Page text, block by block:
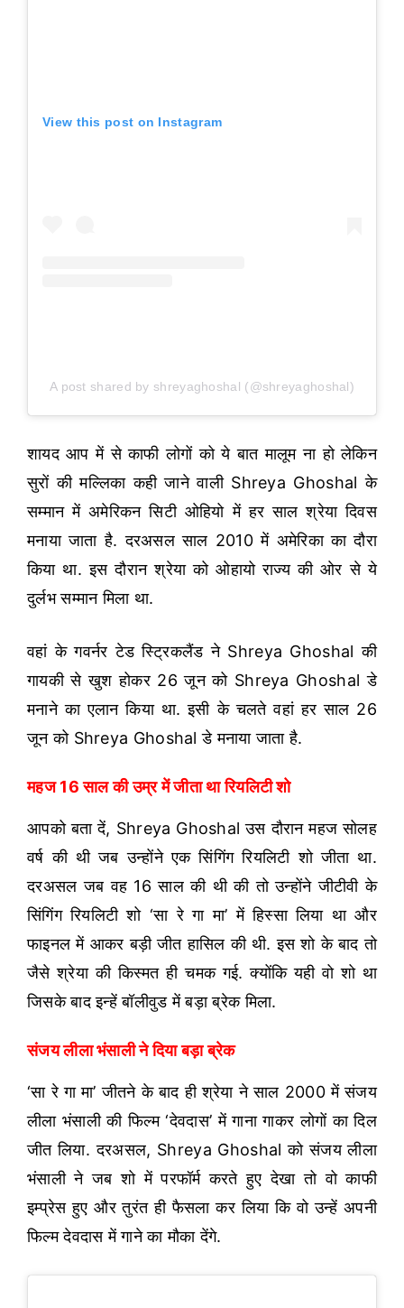
View this post on Instagram
A post shared by shreyaghoshal (@shreyaghoshal)
शायद आप में से काफी लोगों को ये बात मालूम ना हो लेकिन
सुरों की मल्लिका कही जाने वाली Shreya Ghoshal के
सम्मान में अमेरिकन सिटी ओहियो में हर साल श्रेया दिवस
मनाया जाता है. दरअसल साल 2010 में अमेरिका का दौरा
किया था. इस दौरान श्रेया को ओहायो राज्य की ओर से ये
दुर्लभ सम्मान मिला था.
वहां के गवर्नर टेड स्ट्रिकलैंड ने Shreya Ghoshal की
गायकी से खुश होकर 26 जून को Shreya Ghoshal डे
मनाने का एलान किया था. इसी के चलते वहां हर साल 26
जून को Shreya Ghoshal डे मनाया जाता है.
महज 16 साल की उम्र में जीता था रियलिटी शो
आपको बता दें, Shreya Ghoshal उस दौरान महज सोलह
वर्ष की थी जब उन्होंने एक सिंगिंग रियलिटी शो जीता था.
दरअसल जब वह 16 साल की थी की तो उन्होंने जीटीवी के
सिंगिंग रियलिटी शो ‘सा रे गा मा’ में हिस्सा लिया था और
फाइनल में आकर बड़ी जीत हासिल की थी. इस शो के बाद तो
जैसे श्रेया की किस्मत ही चमक गई. क्योंकि यही वो शो था
जिसके बाद इन्हें बॉलीवुड में बड़ा ब्रेक मिला.
संजय लीला भंसाली ने दिया बड़ा ब्रेक
‘सा रे गा मा’ जीतने के बाद ही श्रेया ने साल 2000 में संजय
लीला भंसाली की फिल्म ‘देवदास’ में गाना गाकर लोगों का दिल
जीत लिया. दरअसल, Shreya Ghoshal को संजय लीला
भंसाली ने जब शो में परफॉर्म करते हुए देखा तो वो काफी
इम्प्रेस हुए और तुरंत ही फैसला कर लिया कि वो उन्हें अपनी
फिल्म देवदास में गाने का मौका देंगे.